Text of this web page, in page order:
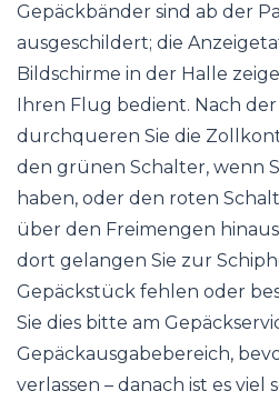
Gepäckbänder sind ab der
ausgeschildert; die
Bildschirme in der Halle
Ihren Flug bedient. Nach
durchqueren Sie die
den grünen Schalter, wenn
haben, oder den roten
über den Freimengen
dort gelangen Sie zur
Gepäckstück fehlen oder
Sie dies bitte am
Gepäckausgabebereich,
verlassen – danach ist es viel